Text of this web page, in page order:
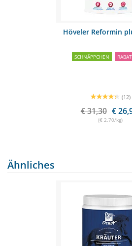
Höveler Reformin
SCHNÄPPCHEN
(12)
€ 31,30 €
(€ 2,70/kg)
Ähnliches